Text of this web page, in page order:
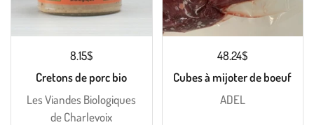
8.15$
Cretons de porc bio
Les Viandes Biologiques
de Charlevoix
48.24$
Cubes à mijoter de boeuf
ADEL